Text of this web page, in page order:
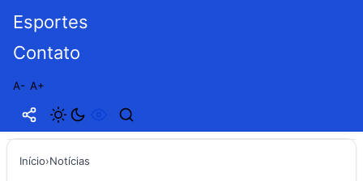
Esportes
Contato
A- A+
Início›Notícias